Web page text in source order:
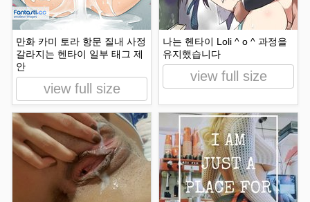
만화 카미 토라 항문 질내 사정
갈라지는 헨타이 일부 태그 제
안
view full size
나는 헨타이 Loli ^ o ^ 과정을
유지했습니다
view full size